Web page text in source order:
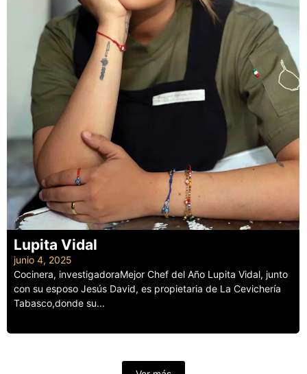
Lupita Vidal
junio 4, 2025
Cocinera, investigadoraMejor Chef del Año Lupita Vidal, junto
con su esposo Jesús David, es propietaria de La Cevichería
Tabasco,donde su...